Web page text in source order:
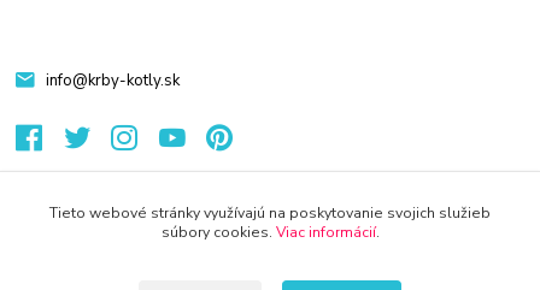
info@krby-kotly.sk
Tieto webové stránky využívajú na poskytovanie svojich služieb
súbory cookies. Viac informácií.